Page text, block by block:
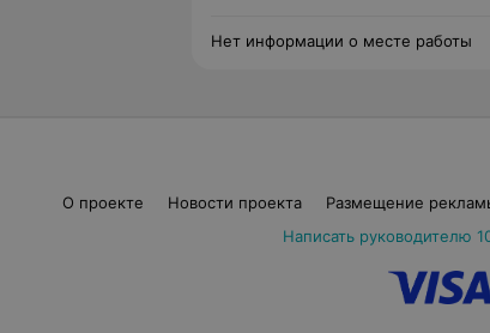
Нет информации о месте работы
О проекте Новости проекта Размещение
Написать руководителю